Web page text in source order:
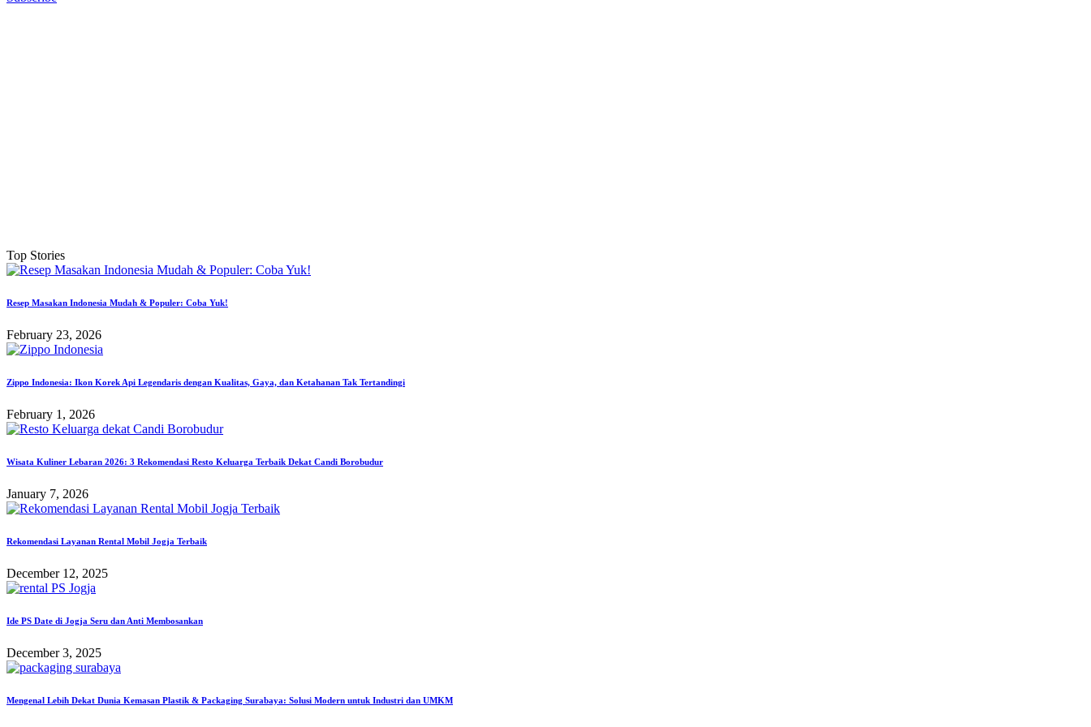
Top Stories
Resep Masakan Indonesia Mudah & Populer: Coba Yuk!
February 23, 2026
Zippo Indonesia: Ikon Korek Api Legendaris dengan Kualitas, Gaya, dan Ketahanan Tak Tertandingi
February 1, 2026
Wisata Kuliner Lebaran 2026: 3 Rekomendasi Resto Keluarga Terbaik Dekat Candi Borobudur
January 7, 2026
Rekomendasi Layanan Rental Mobil Jogja Terbaik
December 12, 2025
Ide PS Date di Jogja Seru dan Anti Membosankan
December 3, 2025
Mengenal Lebih Dekat Dunia Kemasan Plastik & Packaging Surabaya: Solusi Modern untuk Industri dan UMKM